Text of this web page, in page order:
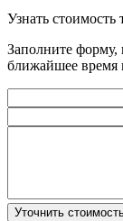
Узнать стоимость
Заполните
ближайшее время
Уточнить